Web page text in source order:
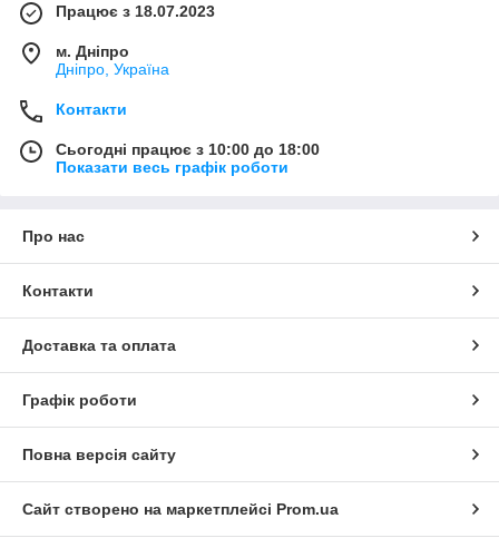
Працює з 18.07.2023
м. Дніпро
Дніпро, Україна
Контакти
Сьогодні працює з 10:00 до 18:00
Показати весь графік роботи
Про нас
Контакти
Доставка та оплата
Графік роботи
Повна версія сайту
Сайт створено на маркетплейсі Prom.ua